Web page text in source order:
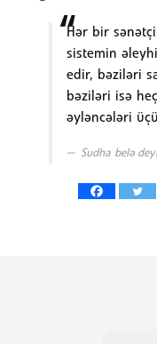
Hər bir
sistemin
edir, bəziləri
bəziləri isə
əyləncələri
Sudha belə